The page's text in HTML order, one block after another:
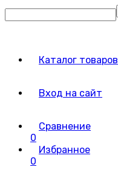
Каталог товаров
Вход на сайт
Сравнение
0
Избранное
0